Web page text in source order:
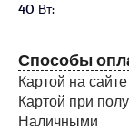
40 Вт;
Способы
Картой на сайте
Картой при
Наличными